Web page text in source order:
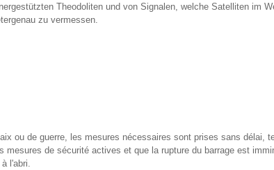
Theodoliten und von Signalen, welche Satelliten im
zu vermessen.
ou de guerre, les mesures nécessaires sont prises sans
mesures de sécurité actives et que la rupture du barrage est
l'abri.